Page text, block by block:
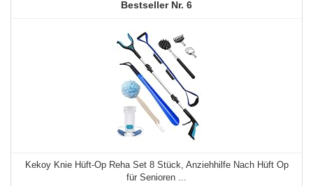
6
Kekoy Knie Hüft-Op Reha Set 8 Stück, Anziehhilfe Nach Hüft Op
für Senioren ...